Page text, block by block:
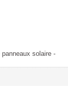
solaire -